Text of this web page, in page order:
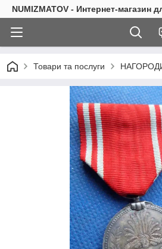
NUMIZMATOV - Интернет-магазин
Товари та послуги